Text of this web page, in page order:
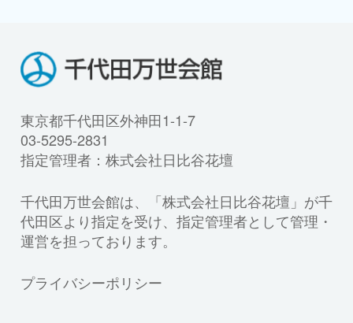
東京都千代田区外神田1-1-7
03-5295-2831
指定管理者：株式会社日比谷花壇
千代田万世会館は、「株式会社日比谷花壇」が千
代田区より指定を受け、指定管理者として管理・
運営を担っております。
プライバシーポリシー